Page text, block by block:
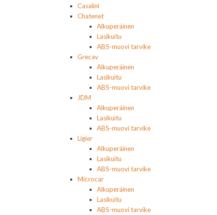
Casalini
Chatenet
Alkuperäinen
Lasikuitu
ABS-muovi tarvike
Grecav
Alkuperäinen
Lasikuitu
ABS-muovi tarvike
JDM
Alkuperäinen
Lasikuitu
ABS-muovi tarvike
Ligier
Alkuperäinen
Lasikuitu
ABS-muovi tarvike
Microcar
Alkuperäinen
Lasikuitu
ABS-muovi tarvike